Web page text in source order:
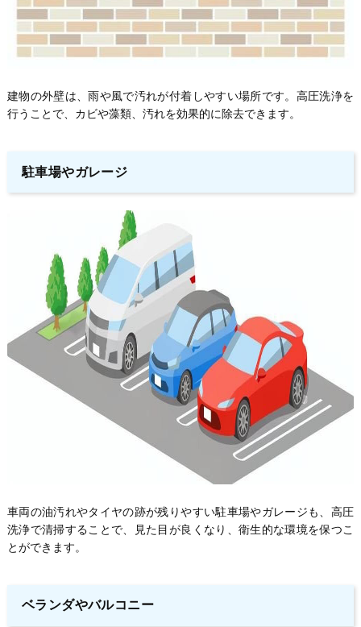
建物の外壁は、雨や風で汚れが付着しやすい場所です。高圧洗浄を
行うことで、カビや藻類、汚れを効果的に除去できます。
駐車場やガレージ
車両の油汚れやタイヤの跡が残りやすい駐車場やガレージも、高圧
洗浄で清掃することで、見た目が良くなり、衛生的な環境を保つこ
とができます。
ベランダやバルコニー